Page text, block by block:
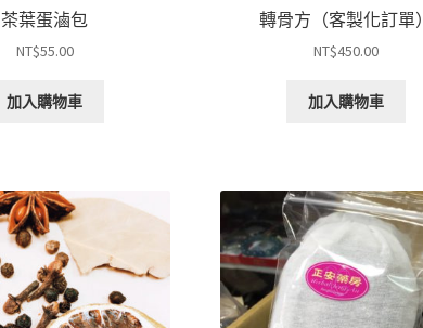
茶葉蛋滷包
NT$55.00
加入購物車
轉骨方（客製化訂單）
NT$450.00
加入購物車